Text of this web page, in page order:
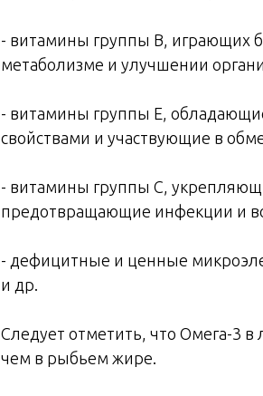
- витамины группы В, играющих
метаболизме и улучшении
- витамины группы Е,
свойствами и участвующие в
- витамины группы С,
предотвращающие инфекции и
- дефицитные и ценные
и др.
Следует отметить, что Омега-3 в
чем в рыбьем жире.